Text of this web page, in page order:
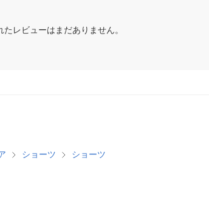
たレビューはまだありません。
ショーツ ショーツ